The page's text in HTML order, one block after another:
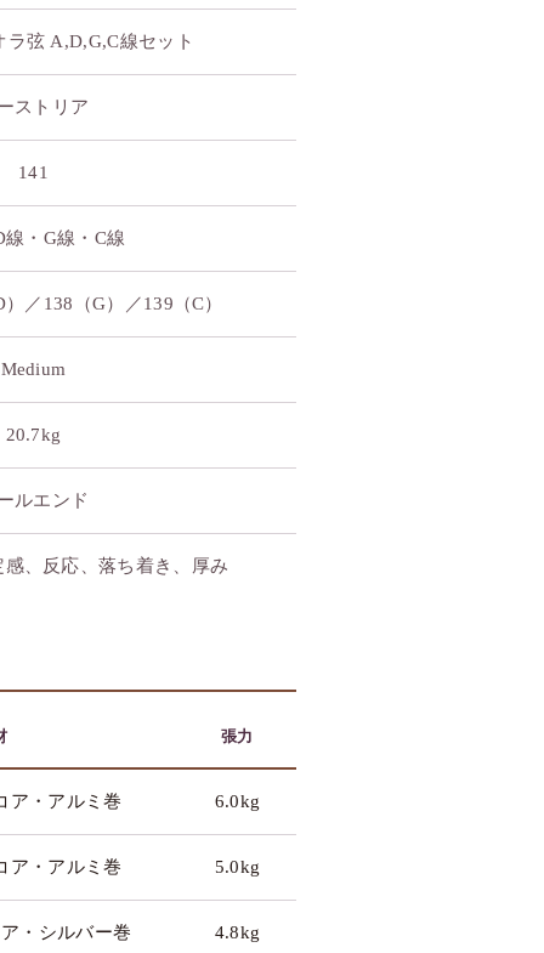
ラ弦 A,D,G,C線セット
ストリア
141
・G線・C線
／138（G）／139（C）
Medium
20.7kg
ルエンド
、反応、落ち着き、厚み
張力
ア・アルミ巻 6.0kg
ア・アルミ巻 5.0kg
・シルバー巻 4.8kg